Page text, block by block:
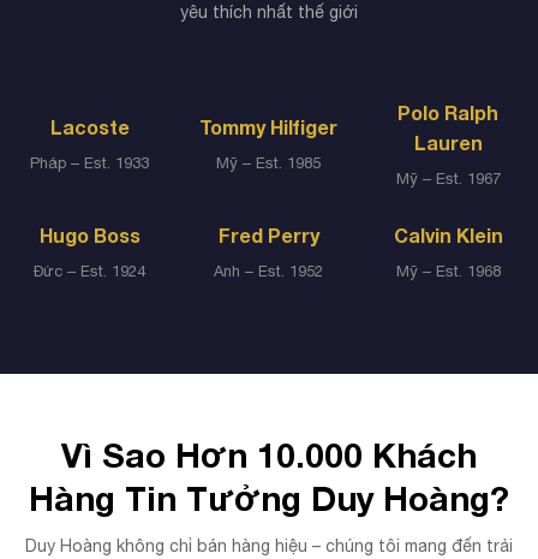
yêu thích nhất thế giới
Lacoste
Pháp – Est. 1933
Tommy Hilfiger
Mỹ – Est. 1985
Polo Ralph
Lauren
Mỹ – Est. 1967
Hugo Boss
Đức – Est. 1924
Fred Perry
Anh – Est. 1952
Calvin Klein
Mỹ – Est. 1968
Vì Sao Hơn 10.000 Khách
Hàng Tin Tưởng Duy Hoàng?
Duy Hoàng không chỉ bán hàng hiệu – chúng tôi mang đến trải